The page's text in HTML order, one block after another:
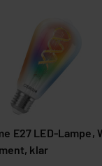
E27 LED-Lampe,
klar